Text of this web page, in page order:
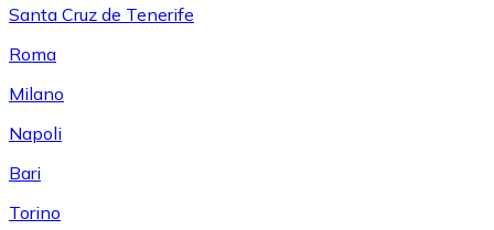
Santa Cruz de Tenerife
Roma
Milano
Napoli
Bari
Torino